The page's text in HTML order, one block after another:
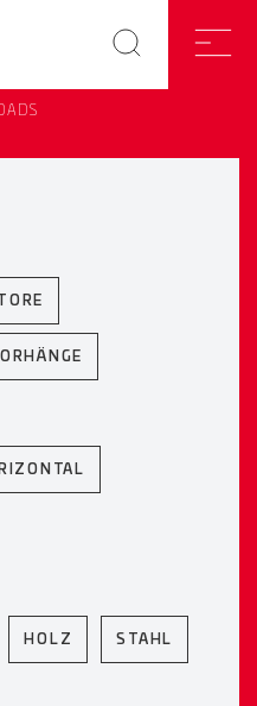
HOLZ STAHL